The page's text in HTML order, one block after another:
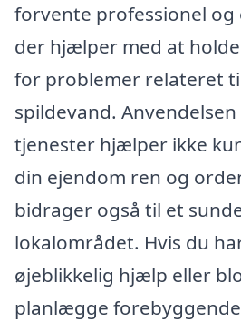
forvente professionel og
der hjælper med at
for problemer relateret
spildevand.
tjenester hjælper ikke
din ejendom ren og
bidrager også til et
lokalområdet. Hvis du
øjeblikkelig hjælp eller
planlægge